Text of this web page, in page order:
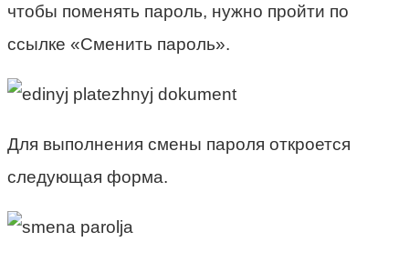
чтобы поменять пароль, нужно пройти по
ссылке «Сменить пароль».
Для выполнения смены пароля откроется
следующая форма.